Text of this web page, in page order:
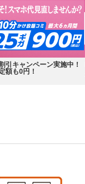
引キャンペーン実施中！
額も0円！